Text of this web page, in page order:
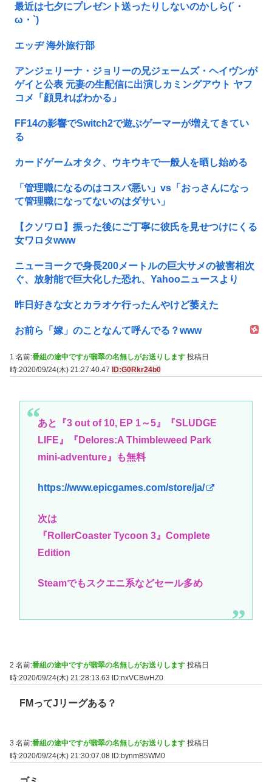
最近は七夕にプレゼント送ったりしないのかしら(´・
ω・`)
エッヂ 海外旅行部
アンジェリーナ・ジョリーの兄ジェームズ・ヘイヴンが
ゲイと公表 元妻の生配信に出演しカミングアウト ヤフ
コメ「顔見ればわかる」
FF14の影響でSwitch2で遊ぶゲーマーが増えてきてい
る
カードゲームオタク、ウキウキで一般人を晒し始める
「管理職になるのはコスパ悪い」vs「おっさんになっ
て管理職になってないのはダサい」
【クソワロ】振った後にご丁寧に彼氏を見せつけにくる
女ワロタwww
ニューヨークで身長200メートルの巨大サメの被害相次
ぐ、放射能で巨大化した恐れ、Yahooニュースより
昨日好きな女とカラオケ行ったんやけど萎えた
お前ら「嫁」のことなんて呼んでる？www
1 名前:番組の途中ですが翡翠の名無しがお送りします 投稿日
時:2020/09/24(木) 21:27:40.47
ID:G0Rkr24b0
あと『3 out of 10, EP 1～5』『SLUDGE
LIFE』『Delores:A Thimbleweed Park
mini-adventure』も無料
https://www.epicgames.com/store/ja/
次は
『RollerCoaster Tycoon 3』Complete
Edition
Steamでもスクエニ系などセール多め
2 名前:番組の途中ですが翡翠の名無しがお送りします 投稿日
時:2020/09/24(木) 21:28:13.63 ID:nxVCBwHZ0
FMってJリーグある？
3 名前:番組の途中ですが翡翠の名無しがお送りします 投稿日
時:2020/09/24(木) 21:30:07.08 ID:bynmB5WM0